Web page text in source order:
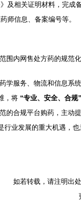
及相关证明材料，完成备
师信息、备案编号等。
围内网售处方药的规范
学服务、物流和信息系
，将 “专业、安全、合规”
的合规平台购药，主动
行业发展的重大机遇
如若转载，请注明出